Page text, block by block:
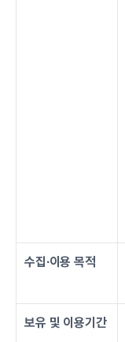
수집∙이용 목적
보유 및 이용기간